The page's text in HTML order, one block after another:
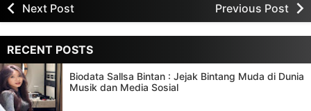
Next Post Previous Post
RECENT POSTS
Biodata Sallsa Bintan : Jejak Bintang Muda di Dunia
Musik dan Media Sosial